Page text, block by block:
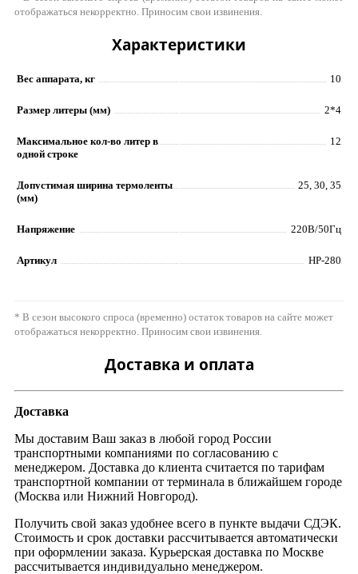
отображаться некорректно. Приносим свои извинения.
Характеристики
Вес аппарата, кг 10
Размер литеры (мм) 2*4
Максимальное кол-во литер в
одной строке
12
Допустимая ширина термоленты
(мм)
25, 30, 35
Напряжение 220В/50Гц
Артикул HP-280
* В сезон высокого спроса (временно) остаток товаров на сайте может
отображаться некорректно. Приносим свои извинения.
Доставка и оплата
Доставка
Мы доставим Ваш заказ в любой город России
транспортными компаниями по согласованию с
менеджером. Доставка до клиента считается по тарифам
транспортной компании от терминала в ближайшем городе
(Москва или Нижний Новгород).
Получить свой заказ удобнее всего в пункте выдачи СДЭК.
Стоимость и срок доставки рассчитывается автоматически
при оформлении заказа. Курьерская доставка по Москве
рассчитывается индивидуально менеджером.